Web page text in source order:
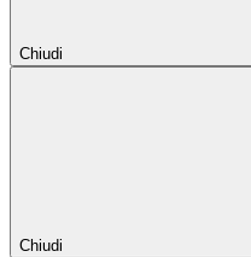
Chiudi
Chiudi